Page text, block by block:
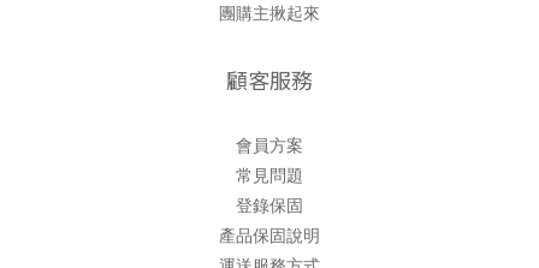
團購主揪起來
顧客服務
會員方案
常見問題
登錄保固
產品保固說明